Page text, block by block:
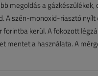
megoldás a
A szén-monoxid-riasztó
forintba kerül. A fokozott
mentet a használata. A